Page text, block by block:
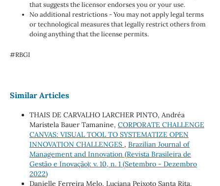
that suggests the licensor endorses you or your use.
No additional restrictions - You may not apply legal terms
or technological measures that legally restrict others from
doing anything that the license permits.
#RBGI
Similar Articles
THAIS DE CARVALHO LARCHER PINTO, Andréa
Maristela Bauer Tamanine, CORPORATE CHALLENGE
CANVAS: VISUAL TOOL TO SYSTEMATIZE OPEN
INNOVATION CHALLENGES , Brazilian Journal of
Management and Innovation (Revista Brasileira de
Gestão e Inovação): v. 10, n. 1 (Setembro - Dezembro
2022)
Danielle Ferreira Melo, Luciana Peixoto Santa Rita,